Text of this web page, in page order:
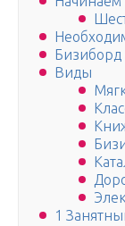
Бизиборд
Виды
1